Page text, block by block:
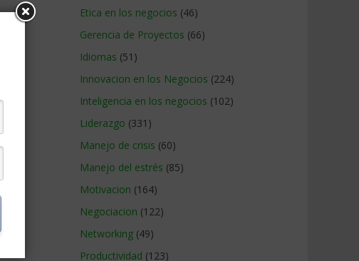
Etica en los negocios (46)
Gerencia de Proyectos (66)
Idiomas (51)
Innovacion en los Negocios (224)
Inteligencia en los negocios (102)
Liderazgo (331)
Manejo de crisis (60)
Manejo del estrés (85)
Motivacion (164)
Negociacion (122)
Networking (49)
Productividad (123)